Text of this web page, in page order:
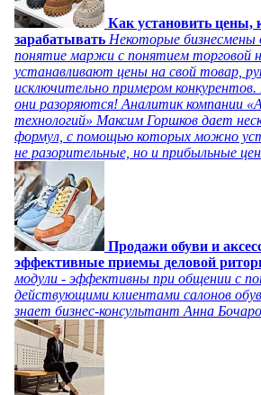
Как установить цены,
зарабатывать Некоторые
понятие маржи с понятием торговой
устанавливают цены на свой товар,
исключительно примером
они разоряются! Аналитик компании
технологий» Максим Горшков дает
формул, с помощью которых можно
не разорительные, но и прибыльные
Продажи обуви и
эффективные приемы деловой
модули - эффективны при общении с
действующими клиентами салонов
знает бизнес-консультант Анна